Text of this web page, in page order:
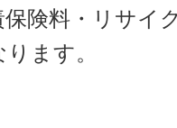
保険料・リサイ
ます。